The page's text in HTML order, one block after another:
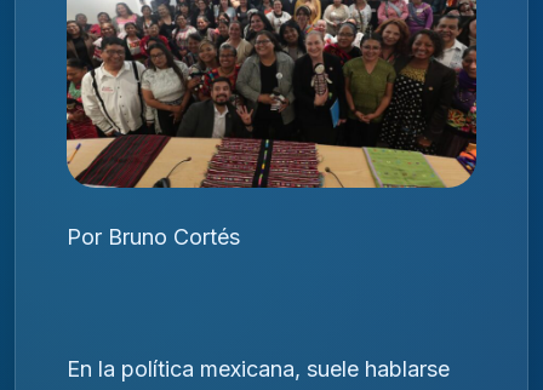
Por Bruno Cortés
En la política mexicana, suele hablarse